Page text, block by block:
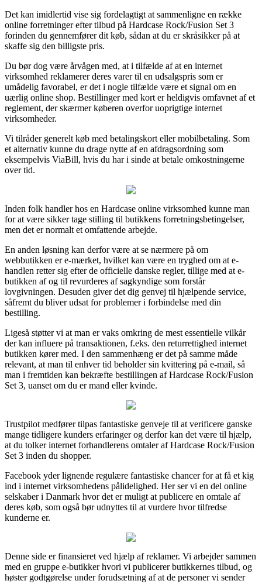
Det kan imidlertid vise sig fordelagtigt at sammenligne en række
online forretninger efter tilbud på Hardcase Rock/Fusion Set 3
forinden du gennemfører dit køb, sådan at du er skråsikker på at
skaffe sig den billigste pris.
Du bør dog være årvågen med, at i tilfælde af at en internet
virksomhed reklamerer deres varer til en udsalgspris som er
umådelig favorabel, er det i nogle tilfælde være et signal om en
uærlig online shop. Bestillinger med kort er heldigvis omfavnet af et
reglement, der skærmer køberen overfor uoprigtige internet
virksomheder.
Vi tilråder generelt køb med betalingskort eller mobilbetaling. Som
et alternativ kunne du drage nytte af en afdragsordning som
eksempelvis ViaBill, hvis du har i sinde at betale omkostningerne
over tid.
Inden folk handler hos en Hardcase online virksomhed kunne man
for at være sikker tage stilling til butikkens forretningsbetingelser,
men det er normalt et omfattende arbejde.
En anden løsning kan derfor være at se nærmere på om
webbutikken er e-mærket, hvilket kan være en tryghed om at e-
handlen retter sig efter de officielle danske regler, tillige med at e-
butikken af og til revurderes af sagkyndige som forstår
lovgivningen. Desuden giver det dig genvej til hjælpende service,
såfremt du bliver udsat for problemer i forbindelse med din
bestilling.
Ligeså støtter vi at man er vaks omkring de mest essentielle vilkår
der kan influere på transaktionen, f.eks. den returrettighed internet
butikken kører med. I den sammenhæng er det på samme måde
relevant, at man til enhver tid beholder sin kvittering på e-mail, så
man i fremtiden kan bekræfte bestillingen af Hardcase Rock/Fusion
Set 3, uanset om du er mand eller kvinde.
Trustpilot medfører tilpas fantastiske genveje til at verificere ganske
mange tidligere kunders erfaringer og derfor kan det være til hjælp,
at du tolker internet forhandlerens omtaler af Hardcase Rock/Fusion
Set 3 inden du shopper.
Facebook yder lignende regulære fantastiske chancer for at få et kig
ind i internet virksomhedens pålidelighed. Her ser vi en del online
selskaber i Danmark hvor det er muligt at publicere en omtale af
deres køb, som også bør udnyttes til at vurdere hvor tilfredse
kunderne er.
Denne side er finansieret ved hjælp af reklamer. Vi arbejder sammen
med en gruppe e-butikker hvori vi publicerer butikkernes tilbud, og
høster godtgørelse under forudsætning af at de personer vi sender